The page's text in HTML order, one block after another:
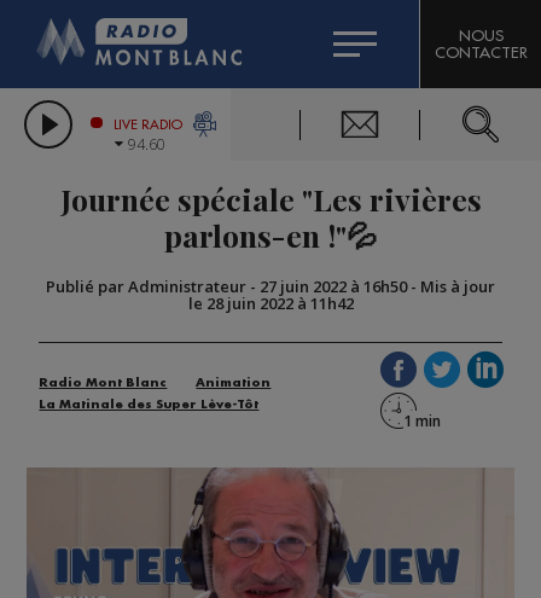
LES CHRONIQUES DE L'EXPERT
CITIZEN MACHINERY
GRAND MASSIF DOMAINES SKIABLES
BIGARD
COMPAGNIE DU MONT-BLANC
NOUS
CONTACTER
LIVE RADIO
94.60
Journée spéciale "Les rivières
parlons-en !"💦
Publié par Administrateur - 27 juin 2022 à 16h50- Mis à jour
le 28 juin 2022 à 11h42
Radio Mont Blanc
Animation
La Matinale des Super Lève-Tôt